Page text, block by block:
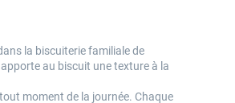
la biscuiterie familiale de
au biscuit une texture à la
moment de la journée. Chaque